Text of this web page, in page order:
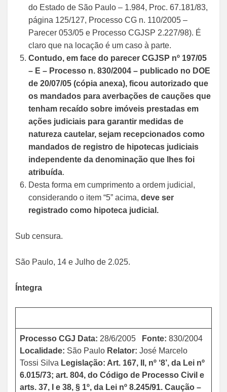
do Estado de São Paulo – 1.984, Proc. 67.181/83,
página 125/127, Processo CG n. 110/2005 –
Parecer 053/05 e Processo CGJSP 2.227/98). É
claro que na locação é um caso à parte.
Contudo, em face do parecer CGJSP nº 197/05
– E – Processo n. 830/2004 – publicado no DOE
de 20/07/05 (cópia anexa), ficou autorizado que
os mandados para averbações de cauções que
tenham recaído sobre imóveis prestadas em
ações judiciais para garantir medidas de
natureza cautelar, sejam recepcionados como
mandados de registro de hipotecas judiciais
independente da denominação que lhes foi
atribuída.
Desta forma em cumprimento a ordem judicial,
considerando o item “5” acima, deve ser
registrado como hipoteca judicial.
Sub censura.
São Paulo, 14 e Julho de 2.025.
Íntegra
Processo CGJ Data: 28/6/2005 Fonte: 830/2004
Localidade: São Paulo Relator: José Marcelo
Tossi Silva Legislação: Art. 167, II, nº ‘8’, da Lei nº
6.015/73; art. 804, do Código de Processo Civil e
arts. 37, I e 38, § 1º, da Lei nº 8.245/91. Caução –